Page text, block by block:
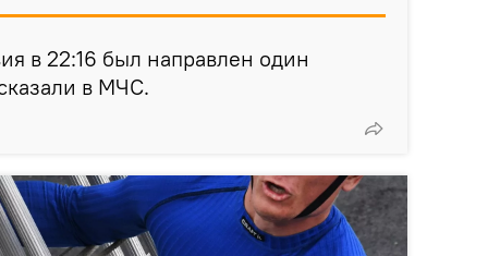
в 22:16 был направлен один
в МЧС.